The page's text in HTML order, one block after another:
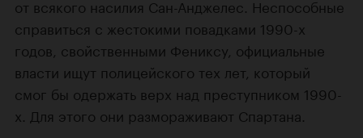
от всякого насилия Сан-Анджелес. Неспособные
справиться с жестокими повадками 1990-х
годов, свойственными Фениксу, официальные
власти ищут полицейского тех лет, который
смог бы одержать верх над преступником 1990-
х. Для этого они размораживают Спартана.